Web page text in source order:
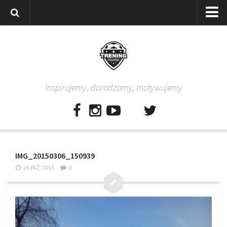
Rodzice
Baza ćwiczeń
Pro Training
Aplikacja Pro Training – Trening Piłkarski
Plan treningowy “Piłkarski W-F w domu”
Inspirujemy, doradzamy, motywujemy
IMG_20150306_150939
26 PAŹ, 2015 0